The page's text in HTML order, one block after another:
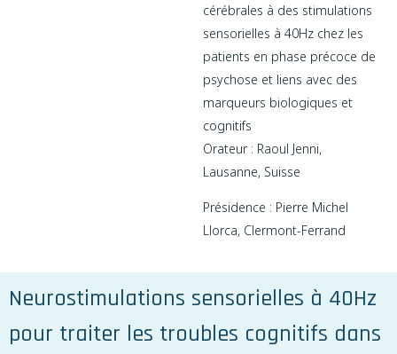
cérébrales à des stimulations
sensorielles à 40Hz chez les
patients en phase précoce de
psychose et liens avec des
marqueurs biologiques et
cognitifs
Orateur : Raoul Jenni,
Lausanne, Suisse
Présidence : Pierre Michel
Llorca, Clermont-Ferrand
Neurostimulations sensorielles à 40Hz
pour traiter les troubles cognitifs dans